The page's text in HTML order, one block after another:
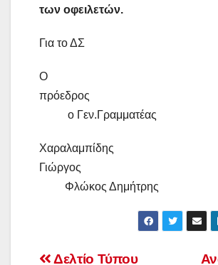
των οφειλετών.
Για το ΔΣ
Ο
ο Γεν.Γραμματέας
Χαραλαμπίδης
Γιώργος
Φλώκος Δημήτρης
Δελτίο Τύπου